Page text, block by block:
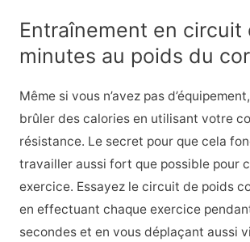
Entraînement en circuit
minutes au poids du
Même si vous n’avez pas
brûler des calories en utilisant votre
résistance. Le secret pour que cela
travailler aussi fort que possible pour
exercice. Essayez le circuit de poids
en effectuant chaque exercice
secondes et en vous déplaçant aussi